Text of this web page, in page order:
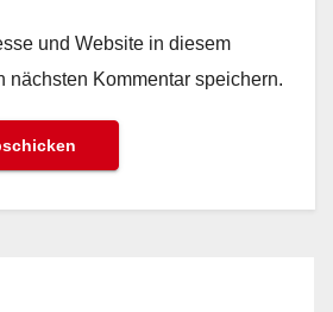
und Website in diesem
nächsten Kommentar speichern.